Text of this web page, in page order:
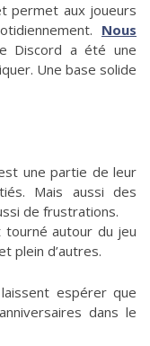
permet aux joueurs
Nous
Discord a été une
Une base solide
une partie de leur
Mais aussi des
de frustrations.
tourné autour du jeu
plein d’autres.
espérer que
dans le